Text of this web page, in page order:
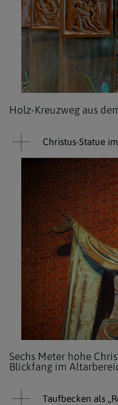
Holz-Kreuzweg aus
Christus-Statue
Sechs Meter hohe
Blickfang im
Taufbecken als